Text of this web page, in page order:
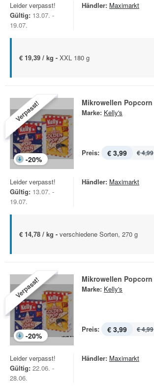
Leider verpasst!
Gültig: 13.07. -
19.07.
Händler: Maximarkt
€ 19,39 / kg - XXL 180 g
Verpasst!
-20%
Mikrowellen Popcorn
Marke: Kelly's
Preis: € 3,99 € 4,99
Leider verpasst!
Gültig: 13.07. -
19.07.
Händler: Maximarkt
€ 14,78 / kg - verschiedene Sorten, 270 g
Verpasst!
-20%
Mikrowellen Popcorn
Marke: Kelly's
Preis: € 3,99 € 4,99
Leider verpasst!
Gültig: 22.06. -
28.06.
Händler: Maximarkt